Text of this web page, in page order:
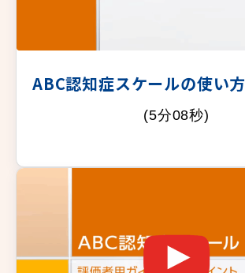
ABC認知症スケールの使い方
(5分08秒)